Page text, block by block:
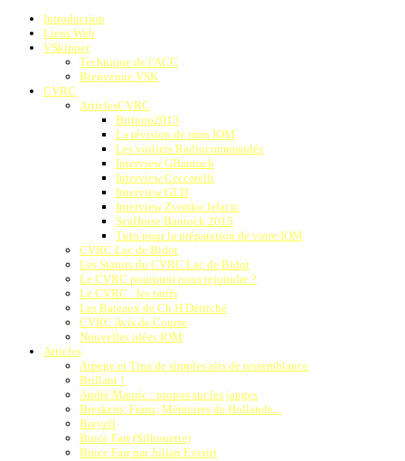
Introduction
Liens Web
VSkipper
Technique de l'ACC
Bienvenue VSK
CVRC
ArticlesCVRC
Britpop2013
La révision de mon IOM
Les voiliers Radiocommandés
Interview GBantock
Interview Ceccarelli
Interview GLD
Interview Zvonko Jelacic
SeaHorse Bantock 2015
Tuto pour la préparation de votre IOM
CVRC Lac de Bidot
Les Statuts du CVRC Lac de Bidot
Le CVRC pourquoi nous rejoindre ?
Le CVRC : les tarifs
Les Bateaux de Ch.H.Détriché
CVRC Avis de Course
Nouvelles idées IOM
Articles
Arpege et Tina de simples airs de ressemblance
Brillant !
André Mauric : propos sur les jauges
Breskens, Franz, Mémoires de Hollande...
Breyell
Bruce Farr (Silhouette)
Bruce Farr par Julian Everitt